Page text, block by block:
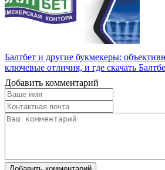
Балтбет и другие букмекеры:
ключевые отличия, и где скачать
Добавить комментарий